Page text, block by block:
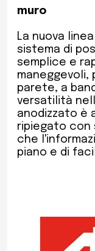
muro
La nuova
sistema di
semplice e
maneggevoli,
parete, a
versatilità
anodizzato è
ripiegato con
che
piano e di